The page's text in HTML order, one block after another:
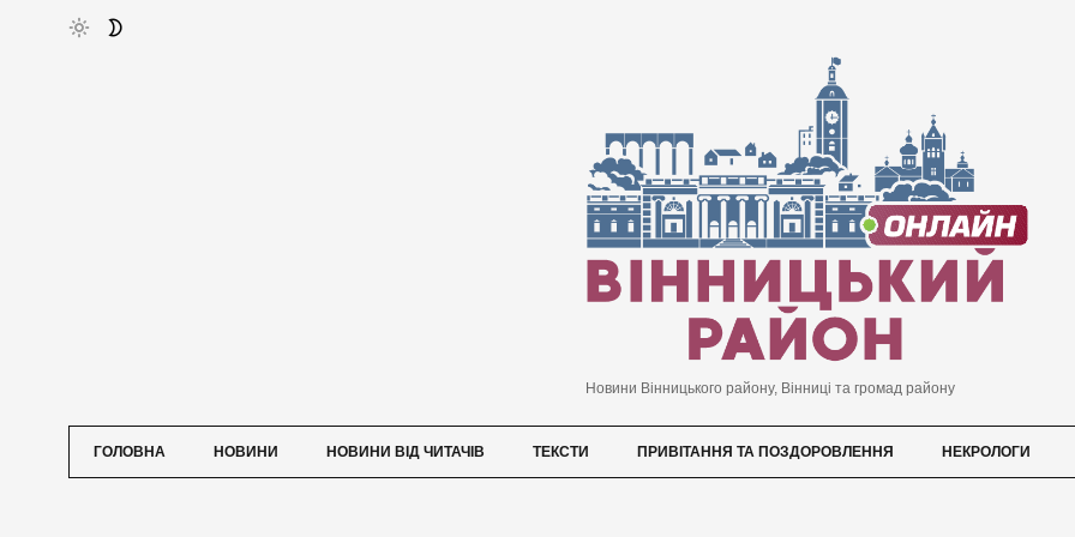
Новини Вінницького району, Вінниці та громад району
ГОЛОВНА НОВИНИ НОВИНИ ВІД ЧИТАЧІВ ТЕКСТИ ПРИВІТАННЯ ТА ПОЗДОРОВЛЕННЯ НЕКРОЛОГИ